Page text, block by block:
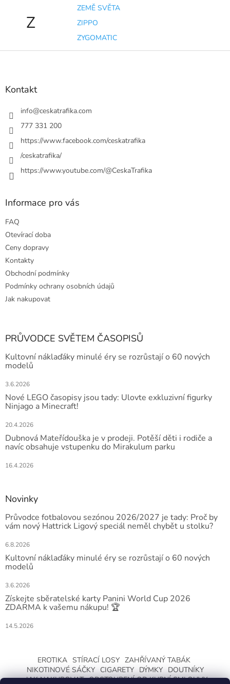
Z
ZEMĚ SVĚTA
ZIPPO
ZYGOMATIC
Z
Kontakt
info@ceskatrafika.com
777 331 200
https://www.facebook.com/ceskatrafika
/ceskatrafika/
https://www.youtube.com/@CeskaTrafika
Informace pro vás
FAQ
Otevírací doba
Ceny dopravy
Kontakty
Obchodní podmínky
Podmínky ochrany osobních údajů
Jak nakupovat
PRŮVODCE SVĚTEM ČASOPISŮ
Kultovní náklaďáky minulé éry se rozrůstají o 60 nových
modelů
3.6.2026
Nové LEGO časopisy jsou tady: Ulovte exkluzivní figurky
Ninjago a Minecraft!
20.4.2026
Dubnová Mateřídouška je v prodeji. Potěší děti i rodiče a
navíc obsahuje vstupenku do Mirakulum parku
16.4.2026
Novinky
Průvodce fotbalovou sezónou 2026/2027 je tady: Proč by
vám nový Hattrick Ligový speciál neměl chybět u stolku?
6.8.2026
Kultovní náklaďáky minulé éry se rozrůstají o 60 nových
modelů
3.6.2026
Získejte sběratelské karty Panini World Cup 2026
ZDARMA k vašemu nákupu! 🏆
14.5.2026
EROTIKA STÍRACÍ LOSY ZAHŘÍVANÝ TABÁK
NIKOTINOVÉ SÁČKY CIGARETY DÝMKY
DOUTNÍKY
JAK NAKUPOVAT ODSTOUPENÍ OD KUPNÍ SMLOUVY